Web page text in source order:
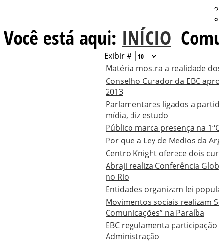
Você está aqui: INÍCIO
Exibir #
Matéria mostra a realidade
Conselho Curador da EBC
2013
Parlamentares ligados a
mídia, diz estudo
Público marca presença na
Por que a Ley de Medios da
Centro Knight oferece dois
Abraji realiza Conferência
no Rio
Entidades organizam lei
Movimentos sociais realizam
Comunicações” na Paraíba
EBC regulamenta
Administração